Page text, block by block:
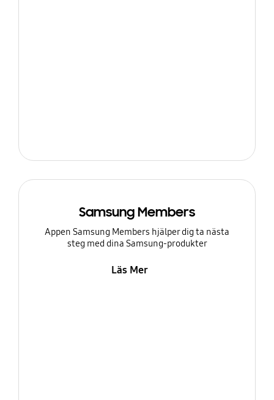
Samsung Members
Appen Samsung Members hjälper dig ta nästa
steg med dina Samsung-produkter
Läs Mer